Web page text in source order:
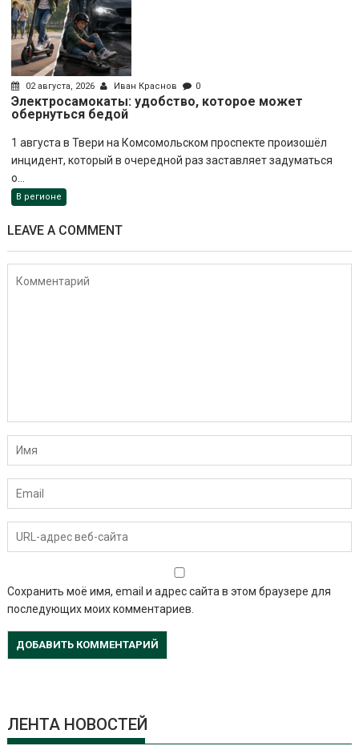
02 августа, 2026 Иван Краснов 0
Электросамокаты: удобство, которое может
обернуться бедой
1 августа в Твери на Комсомольском проспекте произошёл
инцидент, который в очередной раз заставляет задуматься
о...
В регионе
LEAVE A COMMENT
Сохранить моё имя, email и адрес сайта в этом браузере для
последующих моих комментариев.
ЛЕНТА НОВОСТЕЙ